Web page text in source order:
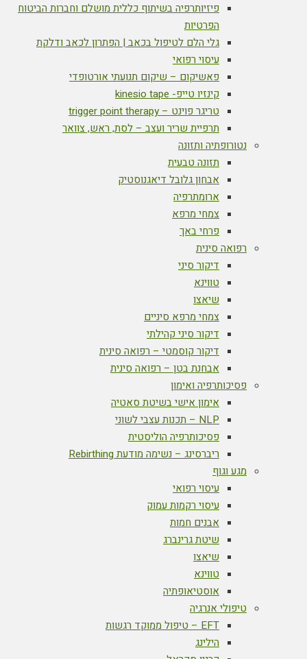
פיזיותרפיה בשיתוף כללית מושלם וחברות הביטוח
הפרטיות
גלי הלם לטיפול בכאב | הפתרון לכאב ודלקת
עיסוי רפואי
פאשיקום – שיקום תנועתי אורטופדי
קינזיו טייפ- kinesio tape
טריגר פוינט – trigger point therapy
תרפיית שריר ועצב – לסת, ראש, צוואר
נטורופתיה ותזונה
תזונה טבעית
אבחון גלובל דיאגנוסטיק
ארומתרפיה
צמחי מרפא
פרחי באך
רפואה סינית
דיקור סיני
טווינא
שיאצו
צמחי מרפא סיניים
דיקור סיני קהילתי
דיקור קוסמטי – רפואה סינית
אבחנת בטן – רפואה סינית
פסיכותרפיה ואימון
אימון אישי בשיטת סאטיה
NLP – תכנות עצבי לשוני
פסיכותרפיה הוליסטית
ריברסינג – נשימה מודעת Rebirthing
מגע וגוף
עיסוי רפואי
עיסוי רקמות עמוק
אבנים חמות
שיטת גרינברג
שיאצו
טווינא
אוסטיאופתיה
טיפולי אנרגיה
EFT – טיפול ממוקד רגשות
הילינג